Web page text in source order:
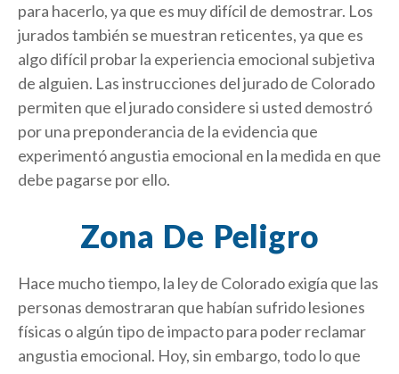
para hacerlo, ya que es muy difícil de demostrar. Los
jurados también se muestran reticentes, ya que es
algo difícil probar la experiencia emocional subjetiva
de alguien. Las instrucciones del jurado de Colorado
permiten que el jurado considere si usted demostró
por una preponderancia de la evidencia que
experimentó angustia emocional en la medida en que
debe pagarse por ello.
Zona De Peligro
Hace mucho tiempo, la ley de Colorado exigía que las
personas demostraran que habían sufrido lesiones
físicas o algún tipo de impacto para poder reclamar
angustia emocional. Hoy, sin embargo, todo lo que